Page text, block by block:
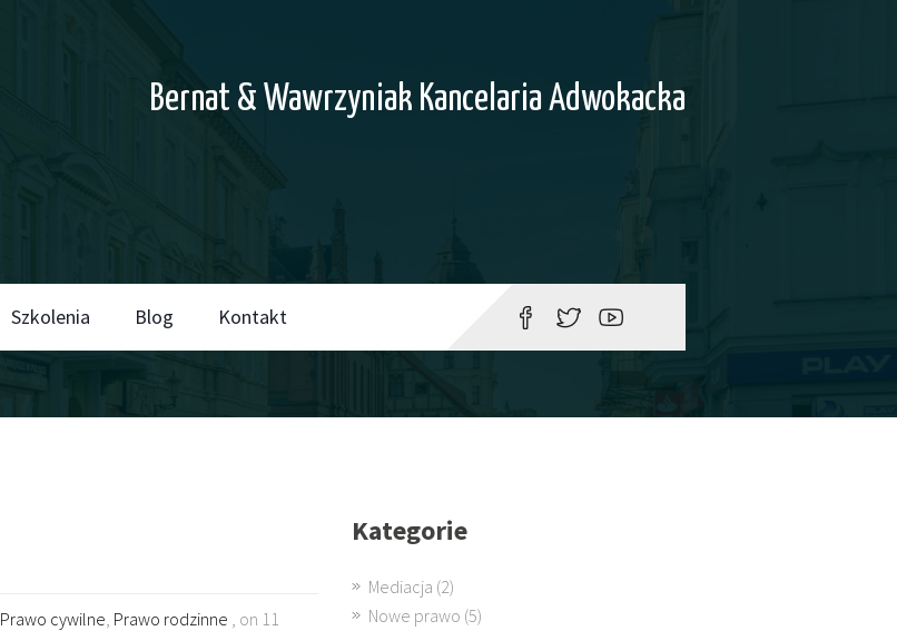
Bernat & Wawrzyniak Kancelaria Adwokacka
Szkolenia Blog Kontakt
Prawo cywilne, Prawo rodzinne , on 11
Kategorie
Mediacja (2)
Nowe prawo (5)